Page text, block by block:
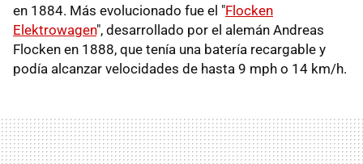
en 1884. Más evolucionado fue el "Flocken
Elektrowagen", desarrollado por el alemán Andreas
Flocken en 1888, que tenía una batería recargable y
podía alcanzar velocidades de hasta 9 mph o 14 km/h.